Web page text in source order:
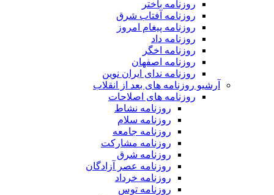
روزنامه باختر
روزنامه آفتاب شرق
روزنامه پیغام امروز
روزنامه داد
روزنامه اخگر
روزنامه اصفهان
روزنامه ندای ایران نوین
آرشیو روزنامه های بعد از انقلاب
روزنامه های اصلاحات
روزنامه نشاط
روزنامه سلام
روزنامه جامعه
روزنامه مشارکت
روزنامه شرق
روزنامه عصر آزادگان
روزنامه خرداد
روزنامه توس